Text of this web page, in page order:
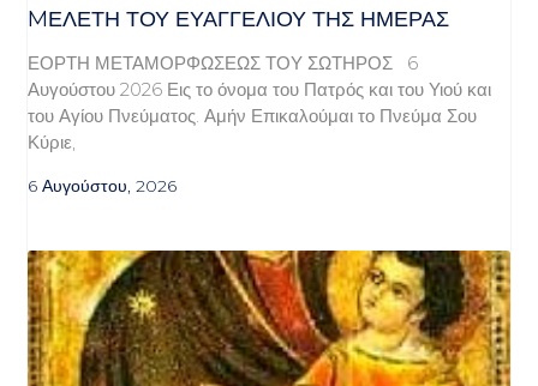
MΕΛΈΤΗ ΤΟΥ ΕΥΑΓΓΕΛΊΟΥ ΤΗΣ ΗΜΈΡΑΣ
ΕΟΡΤΗ ΜΕΤΑΜΟΡΦΩΣΕΩΣ ΤΟΥ ΣΩΤΗΡΟΣ 6
Αυγούστου 2026 Εις το όνομα του Πατρός και του Υιού και
του Αγίου Πνεύματος. Αμήν Επικαλούμαι το Πνεύμα Σου
Κύριε,
6 Αυγούστου, 2026